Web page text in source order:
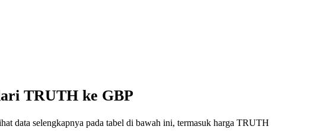
TRUTH ke GBP
data selengkapnya pada tabel di bawah ini, termasuk harga TRUTH